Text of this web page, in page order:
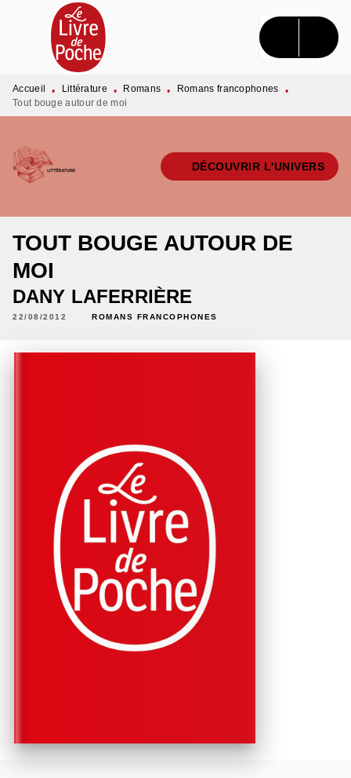
MENU RECHERCHE CONTENU
PIED DE PAGE
Accueil • Littérature • Romans • Romans francophones
•
Tout bouge autour de moi
DÉCOUVRIR L'UNIVERS
TOUT BOUGE AUTOUR DE
MOI
DANY LAFERRIÈRE
22/08/2012 ROMANS FRANCOPHONES